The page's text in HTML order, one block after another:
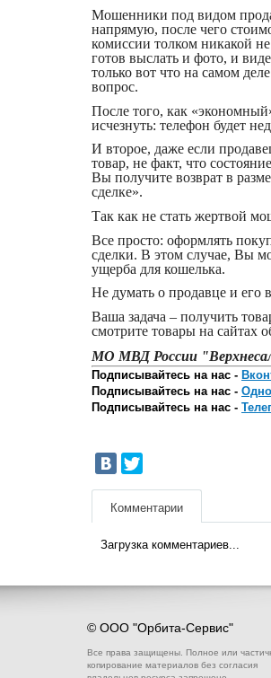
Мошенники под видом
напрямую, после чего
комиссии толком никакой
готов выслать и фото, и
только вот что на самом
вопрос.
После того, как
исчезнуть: телефон будет
И второе, даже если
товар, не факт, что
Вы получите возврат в
сделке».
Так как не стать жертвой
Все просто: оформлять
сделки. В этом случае, Вы
ущерба для кошелька.
Не думать о продавце и его
Ваша задача – получить
смотрите товары на сайтах
МО МВД России
Подписывайтесь на нас -
Подписывайтесь на нас -
Подписывайтесь на нас -
Комментарии
Загрузка комментариев...
© ООО "Орбита-Сервис"
Все права защищены. Полное или
копирование материалов без согласия